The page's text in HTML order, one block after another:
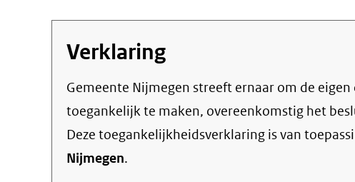
Verklaring
Gemeente Nijmegen streeft ernaar om de eigen online informatie en dienstverlening
toegankelijk te maken, overeenkomstig het
Deze toegankelijkheidsverklaring is van
Nijmegen.